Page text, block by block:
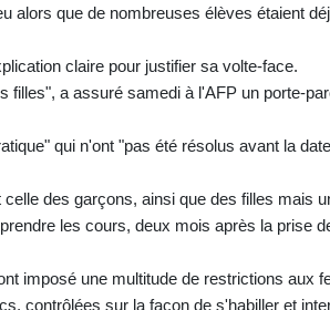
alors que de nombreuses élèves étaient
claire pour justifier sa volte-face.
filles", a assuré samedi à l'AFP un porte-
qui n'ont "pas été résolus avant la
des garçons, ainsi que des filles mais
les cours, deux mois après la prise
imposé une multitude de restrictions aux
contrôlées sur la façon de s'habiller et